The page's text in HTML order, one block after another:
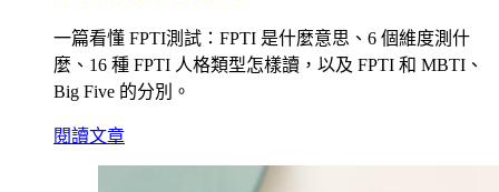
一篇看懂 FPTI測試：FPTI 是什麼意思、6 個維度測什
麼、16 種 FPTI 人格類型怎樣讀，以及 FPTI 和 MBTI、
Big Five 的分別。
閱讀文章